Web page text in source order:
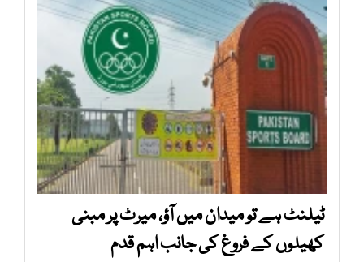
ٹیلنٹ ہے تو میدان میں آؤ، میرٹ پر مبنی
کھیلوں کے فروغ کی جانب اہم قدم